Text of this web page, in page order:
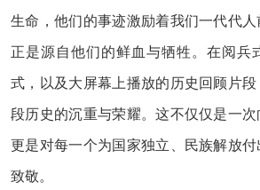
生命，他们的事迹激励着我们一代代人
正是源自他们的鲜血与牺牲。在阅兵
式，以及大屏幕上播放的历史回顾片
段历史的沉重与荣耀。这不仅仅是一次
更是对每一个为国家独立、民族解放
致敬。